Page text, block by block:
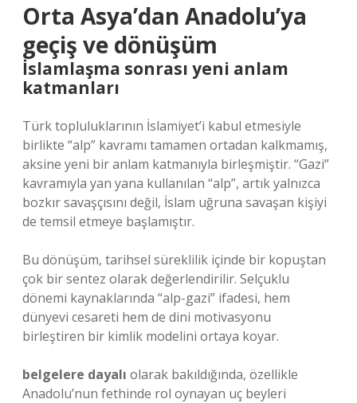
Orta Asya’dan Anadolu’ya
geçiş ve dönüşüm
İslamlaşma sonrası yeni anlam
katmanları
Türk topluluklarının İslamiyet’i kabul etmesiyle
birlikte “alp” kavramı tamamen ortadan kalkmamış,
aksine yeni bir anlam katmanıyla birleşmiştir. “Gazi”
kavramıyla yan yana kullanılan “alp”, artık yalnızca
bozkır savaşçısını değil, İslam uğruna savaşan kişiyi
de temsil etmeye başlamıştır.
Bu dönüşüm, tarihsel süreklilik içinde bir kopuştan
çok bir sentez olarak değerlendirilir. Selçuklu
dönemi kaynaklarında “alp-gazi” ifadesi, hem
dünyevi cesareti hem de dini motivasyonu
birleştiren bir kimlik modelini ortaya koyar.
belgelere dayalı olarak bakıldığında, özellikle
Anadolu’nun fethinde rol oynayan uç beyleri